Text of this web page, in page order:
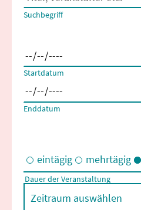
Es erscheinen
Suchbegriff
Startdatum
Enddatum
Eintägige und/oder mehrtägige
eintägig mehrtägig
Dauer der Veranstaltung
Zeitraum auswählen